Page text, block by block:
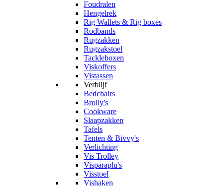
Foudralen
Hengelrek
Rig Wallets & Rig boxes
Rodbands
Rugzakken
Rugzakstoel
Tackleboxen
Viskoffers
Vistassen
Verblijf
Bedchairs
Brolly's
Cookware
Slaapzakken
Tafels
Tenten & Bivvy's
Verlichting
Vis Trolley
Visparaplu's
Visstoel
Vishaken